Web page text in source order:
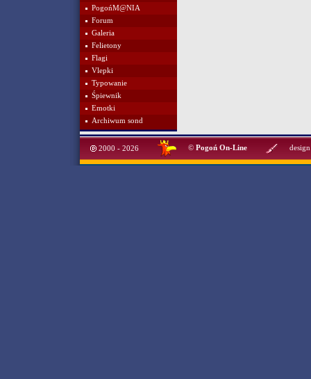
PogońM@NIA
Forum
Galeria
Felietony
Flagi
Vlepki
Typowanie
Śpiewnik
Emotki
Archiwum sond
2000 - 2026 © Pogoń On-Line